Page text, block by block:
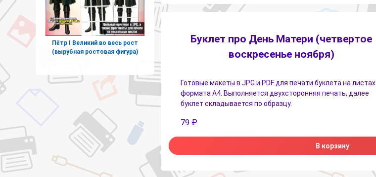
Буклет про День Матери (четвертое
воскресенье ноября)
Готовые макеты в JPG и PDF для печати буклета на листах
формата А4. Выполняется двухсторонняя печать, далее
буклет складывается по образцу.
79 ₽
В корзину
Пётр I Великий во весь рост
(вырубная ростовая фигура)